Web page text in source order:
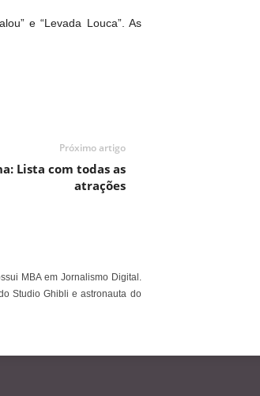
e “Levada Louca”. As
Próximo artigo
Lista com todas as
atrações
MBA em Jornalismo Digital.
Studio Ghibli e astronauta do